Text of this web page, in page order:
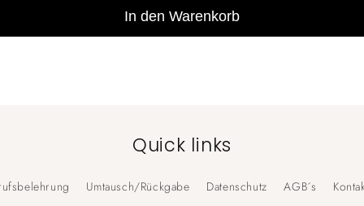
In den Warenkorb
Quick links
Umtausch/Rückgabe Datenschutz AGB´s